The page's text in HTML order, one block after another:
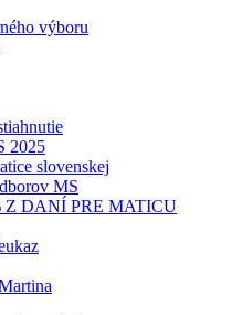
výboru
2025
slovenskej
MS
Z DANÍ PRE MATICU